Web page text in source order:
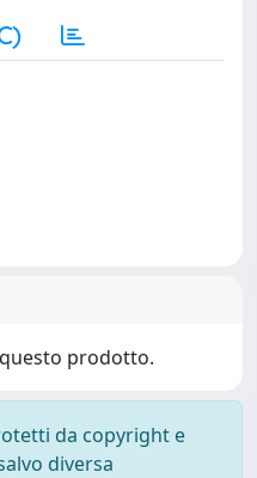
prodotto.
da copyright e
diversa